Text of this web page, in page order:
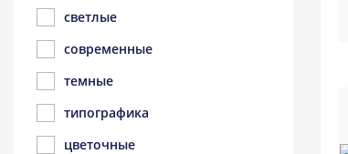
светлые
современные
темные
типографика
цветочные